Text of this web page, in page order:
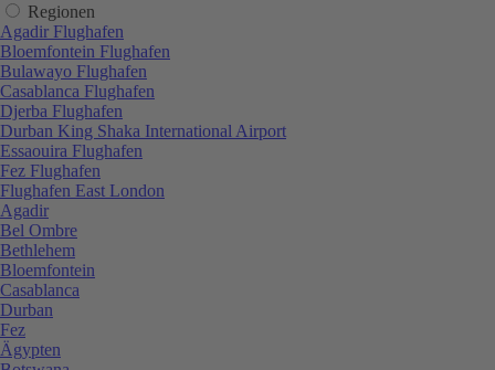
Regionen
Agadir Flughafen
Bloemfontein Flughafen
Bulawayo Flughafen
Casablanca Flughafen
Djerba Flughafen
Durban King Shaka International Airport
Essaouira Flughafen
Fez Flughafen
Flughafen East London
Agadir
Bel Ombre
Bethlehem
Bloemfontein
Casablanca
Durban
Fez
Ägypten